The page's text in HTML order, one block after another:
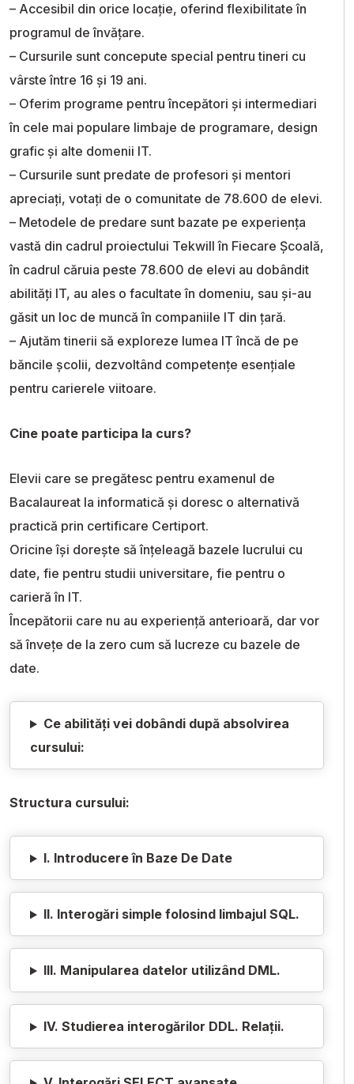
– Accesibil din orice locație, oferind flexibilitate în
programul de învățare.
– Cursurile sunt concepute special pentru tineri cu
vârste între 16 și 19 ani.
– Oferim programe pentru începători și intermediari
în cele mai populare limbaje de programare, design
grafic și alte domenii IT.
– Cursurile sunt predate de profesori și mentori
apreciați, votați de o comunitate de 78.600 de elevi.
– Metodele de predare sunt bazate pe experiența
vastă din cadrul proiectului Tekwill în Fiecare Școală,
în cadrul căruia peste 78.600 de elevi au dobândit
abilități IT, au ales o facultate în domeniu, sau și-au
găsit un loc de muncă în companiile IT din țară.
– Ajutăm tinerii să exploreze lumea IT încă de pe
băncile școlii, dezvoltând competențe esențiale
pentru carierele viitoare.
Cine poate participa la curs?
Elevii care se pregătesc pentru examenul de
Bacalaureat la informatică și doresc o alternativă
practică prin certificare Certiport.
Oricine își dorește să înțeleagă bazele lucrului cu
date, fie pentru studii universitare, fie pentru o
carieră în IT.
Începătorii care nu au experiență anterioară, dar vor
să învețe de la zero cum să lucreze cu bazele de
date.
Ce abilități vei dobândi după absolvirea
cursului:
Structura cursului:
I. Introducere în Baze De Date
II. Interogări simple folosind limbajul SQL.
III. Manipularea datelor utilizând DML.
IV. Studierea interogărilor DDL. Relații.